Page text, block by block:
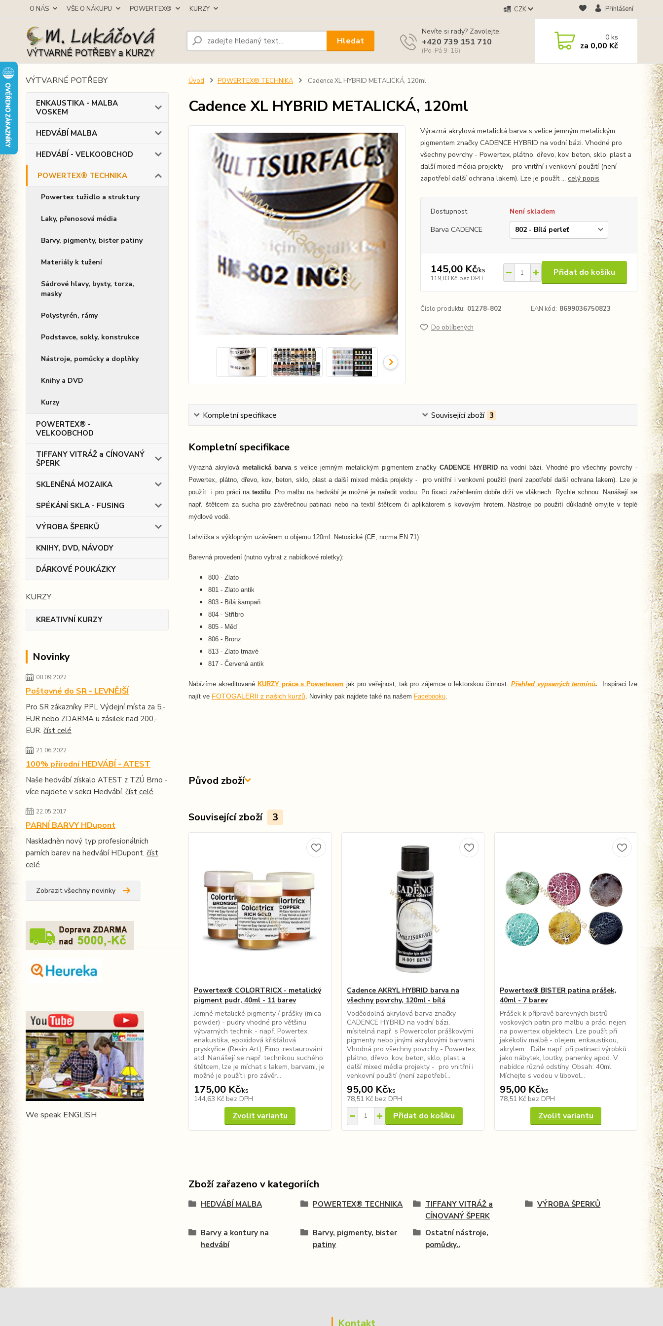
O NÁS VŠE O NÁKUPU POWERTEX® KURZY CZK Přihlášení
Hledat
Nevíte si rady? Zavolejte.
+420 739 151 710
(Po-Pá 9-16)
0ks
za 0,00 Kč
VÝTVARNÉ POTŘEBY
ENKAUSTIKA - MALBA
VOSKEM
HEDVÁBÍ MALBA
HEDVÁBÍ - VELKOOBCHOD
POWERTEX® TECHNIKA
Powertex tužidlo a struktury
Laky, přenosová média
Barvy, pigmenty, bister patiny
Materiály k tužení
Sádrové hlavy, bysty, torza,
masky
Polystyrén, rámy
Podstavce, sokly, konstrukce
Nástroje, pomůcky a doplňky
Knihy a DVD
Kurzy
POWERTEX® -
VELKOOBCHOD
TIFFANY VITRÁŽ a CÍNOVANÝ
ŠPERK
SKLENĚNÁ MOZAIKA
SPÉKÁNÍ SKLA - FUSING
VÝROBA ŠPERKŮ
KNIHY, DVD, NÁVODY
DÁRKOVÉ POUKÁZKY
KURZY
KREATIVNÍ KURZY
Novinky
08.09.2022
Poštovné do SR - LEVNĚJŠÍ
Pro SR zákazníky PPL Výdejní místa za 5,-
EUR nebo ZDARMA u zásilek nad 200,-
EUR. číst celé
21.06.2022
100% přírodní HEDVÁBÍ - ATEST
Naše hedvábí získalo ATEST z TZÚ Brno -
více najdete v sekci Hedvábí. číst celé
22.05.2017
PARNÍ BARVY HDupont
Naskladněn nový typ profesionálních
parních barev na hedvábí HDupont. číst
celé
Zobrazit všechny novinky
We speak ENGLISH
Úvod POWERTEX® TECHNIKA Cadence XL HYBRID METALICKÁ, 120ml
Cadence XL HYBRID METALICKÁ, 120ml
Výrazná akrylová metalická barva s velice jemným metalickým
pigmentem značky CADENCE HYBRID na vodní bázi. Vhodné pro
všechny povrchy - Powertex, plátno, dřevo, kov, beton, sklo, plast a
další mixed média projekty - pro vnitřní i venkovní použití (není
zapotřebí další ochrana lakem). Lze je použít ... celý popis
Dostupnost
Není skladem
Barva CADENCE
145,00 Kč/ks
119,83 Kč bez DPH
Přidat do košíku
Číslo produktu: 01278-802 EAN kód: 8699036750823
Do oblíbených
Kompletní specifikace Související zboží 3
Kompletní specifikace
Výrazná akrylová metalická barvas velice jemným metalickým pigmentem značkyCADENCE HYBRID na vodní bázi. Vhodné pro všechny povrchy -
Powertex, plátno, dřevo, kov, beton, sklo, plast a další mixed média projekty - pro vnitřní i venkovní použití (není zapotřebí další ochrana lakem). Lze je
použít i pro práci na textilu . Pro malbu na hedvábí je možné je naředit vodou. Po fixaci zažehlením dobře drží ve vláknech. Rychle schnou. Nanášejí se
např. štětcem za sucha pro závěrečnou patinaci nebo na textil štětcem či aplikátorem s kovovým hrotem. Nástroje po použití důkladně omyjte v teplé
mýdlové vodě.
Lahvička s výklopným uzávěrem o objemu 120ml. Netoxické (CE, norma EN 71)
Barevná provedení (nutno vybrat z nabídkové roletky):
800 - Zlato
801 - Zlato antik
803 - Bílá šampaň
804 - Stříbro
805 - Měď
806 - Bronz
813 - Zlato tmavé
817 - Červená antik
Nabízíme akreditované KURZY práce s Powertexem jak pro veřejnost, tak pro zájemce o lektorskou činnost. Přehled vypsaných termínů.
Inspiraci lze
najít ve FOTOGALERII z našich kurzů Novinky pak najdete také na našem Facebooku.
Původ zboží
Související zboží 3
Powertex® COLORTRICX - metalický
pigment pudr, 40ml - 11 barev
Jemné metalické pigmenty / prášky (mica
powder) - pudry vhodné pro většinu
výtvarných technik - např. Powertex,
enakustika, epoxidová křišťálová
pryskyřice (Resin Art), Fimo, restaurování
atd. Nanášejí se např. technikou suchého
štětcem, lze je míchat s lakem, barvami, je
možné je použít i pro závěr...
175,00 Kč/ks
144,63 Kč bez DPH
Zvolit variantu
Cadence AKRYL HYBRID barva na
všechny povrchy, 120ml - bílá
Voděodolná akrylová barva značky
CADENCE HYBRID na vodní bázi,
mísitelná např. s Powercolor práškovými
pigmenty nebo jinými akrylovými barvami.
Vhodná pro všechny povrchy - Powertex,
plátno, dřevo, kov, beton, sklo, plast a
další mixed média projekty - pro vnitřní i
venkovní použití (není zapotřebí...
95,00 Kč/ks
78,51 Kč bez DPH
Přidat do košíku
Powertex® BISTER patina prášek,
40ml - 7 barev
Prášek k přípravě barevných bistrů -
voskových patin pro malbu a práci nejen
na powertex objektech. Lze použít při
jakékoliv malbě - olejem, enkaustikou,
akrylem... Dále např. při patinaci výrobků
jako nábytek, loutky, panenky apod. V
nabídce různé odstíny. Obsah: 40ml.
Míchejte s vodou v libovol...
95,00 Kč/ks
78,51 Kč bez DPH
Zvolit variantu
Zboží zařazeno v kategoriích
HEDVÁBÍ MALBA POWERTEX® TECHNIKA
TIFFANY VITRÁŽ a
CÍNOVANÝ ŠPERK
VÝROBA ŠPERKŮ
Barvy a kontury na
hedvábí
Barvy, pigmenty, bister
patiny
Ostatní nástroje,
pomůcky..
Kontakt